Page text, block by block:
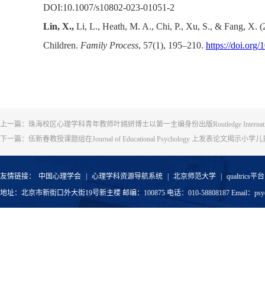
DOI:10.1007/s10802-023-01051-2
Lin, X., Li, L., Heath, M. A., Chi, P., Xu, S., & Fang, X.
Children. Family Process, 57(1), 195–210. https://doi.org/
上一篇： 珠海校区心理学科青年教师叶嫣妍博士以第一主编身份出版Routledge
下一篇： 伍新春教授课题组在Journal of Educational Psychology 上发表论文揭示小学
友情链接： 中国心理学会 心理学科资源导航系统 北京师范大学
qualtrics平台
地址：北京市新街口外大街19号新主楼 邮编：100875 电话：010-58808187 Email：